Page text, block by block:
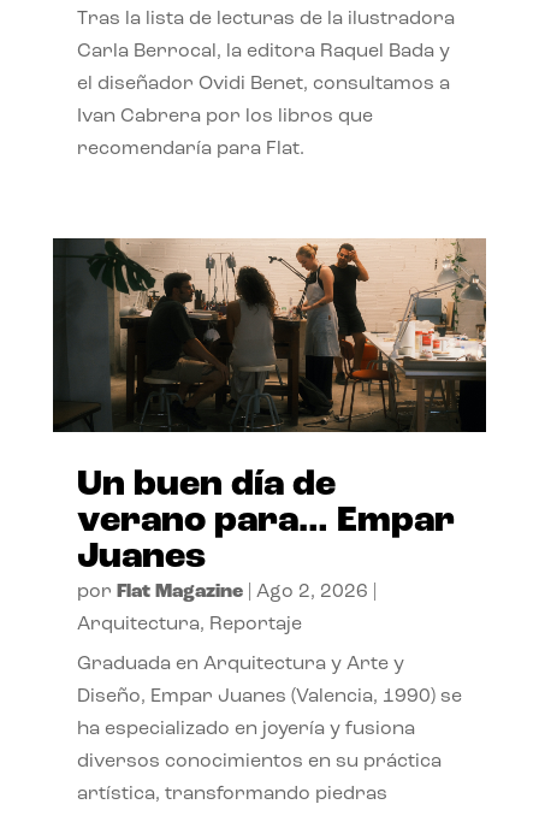
Tras la lista de lecturas de la ilustradora
Carla Berrocal, la editora Raquel Bada y
el diseñador Ovidi Benet, consultamos a
Ivan Cabrera por los libros que
recomendaría para Flat.
Un buen día de
verano para… Empar
Juanes
por Flat Magazine| Ago 2, 2026
Arquitectura, Reportaje
Graduada en Arquitectura y Arte y
Diseño, Empar Juanes (Valencia, 1990) se
ha especializado en joyería y fusiona
diversos conocimientos en su práctica
artística, transformando piedras